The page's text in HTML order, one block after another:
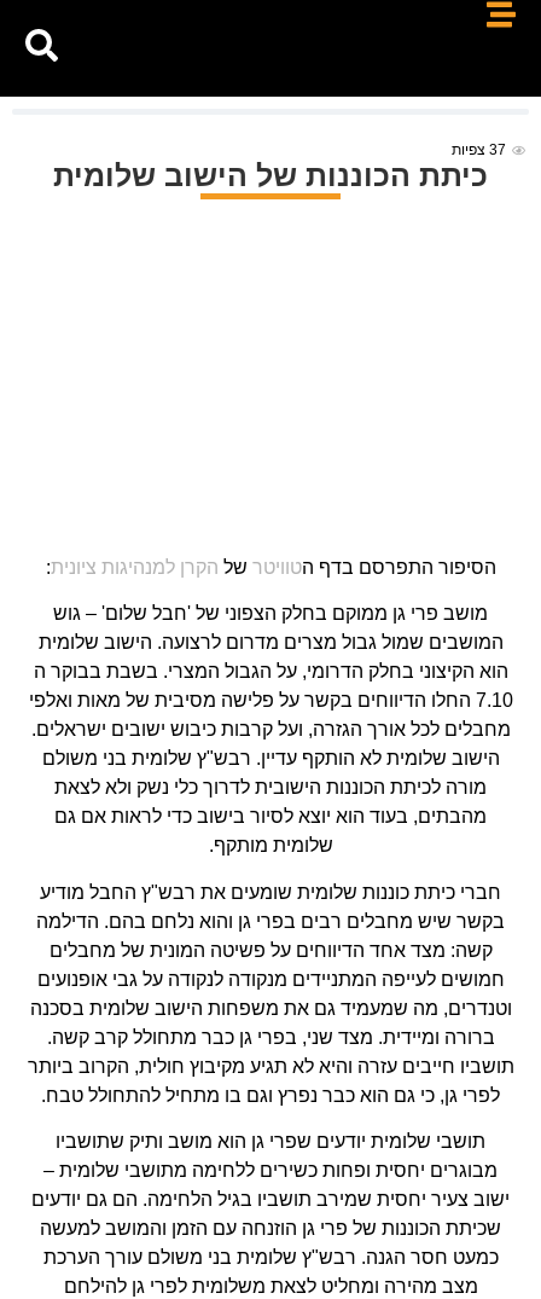
37צפיות
כיתת הכוננות של הישוב שלומית
הסיפור התפרסם בדף הטוויטר של הקרן למנהיגות ציונית:
מושב פרי גן ממוקם בחלק הצפוני של 'חבל שלום' – גוש
המושבים שמול גבול מצרים מדרום לרצועה. הישוב שלומית
הוא הקיצוני בחלק הדרומי, על הגבול המצרי. בשבת בבוקר ה
7.10 החלו הדיווחים בקשר על פלישה מסיבית של מאות ואלפי
מחבלים לכל אורך הגזרה, ועל קרבות כיבוש ישובים ישראלים.
הישוב שלומית לא הותקף עדיין. רבש"ץ שלומית בני משולם
מורה לכיתת הכוננות הישובית לדרוך כלי נשק ולא לצאת
מהבתים, בעוד הוא יוצא לסיור בישוב כדי לראות אם גם
שלומית מותקף.
חברי כיתת כוננות שלומית שומעים את רבש"ץ החבל מודיע
בקשר שיש מחבלים רבים בפרי גן והוא נלחם בהם. הדילמה
קשה: מצד אחד הדיווחים על פשיטה המונית של מחבלים
חמושים לעייפה המתניידים מנקודה לנקודה על גבי אופנועים
וטנדרים, מה שמעמיד גם את משפחות הישוב שלומית בסכנה
ברורה ומיידית. מצד שני, בפרי גן כבר מתחולל קרב קשה.
תושביו חייבים עזרה והיא לא תגיע מקיבוץ חולית, הקרוב ביותר
לפרי גן, כי גם הוא כבר נפרץ וגם בו מתחיל להתחולל טבח.
תושבי שלומית יודעים שפרי גן הוא מושב ותיק שתושביו
מבוגרים יחסית ופחות כשירים ללחימה מתושבי שלומית –
ישוב צעיר יחסית שמירב תושביו בגיל הלחימה. הם גם יודעים
שכיתת הכוננות של פרי גן הוזנחה עם הזמן והמושב למעשה
כמעט חסר הגנה. רבש"ץ שלומית בני משולם עורך הערכת
מצב מהירה ומחליט לצאת משלומית לפרי גן להילחם